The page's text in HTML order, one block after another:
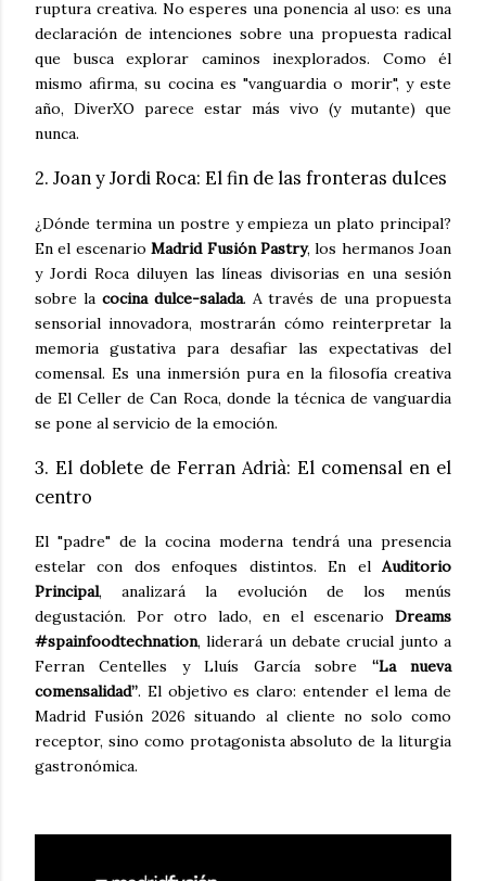
ruptura creativa. No esperes una ponencia al uso: es una
declaración de intenciones sobre una propuesta radical
que busca explorar caminos inexplorados. Como él
mismo afirma, su cocina es "vanguardia o morir", y este
año, DiverXO parece estar más vivo (y mutante) que
nunca.
2. Joan y Jordi Roca: El fin de las fronteras dulces
¿Dónde termina un postre y empieza un plato principal?
En el escenarioMadrid Fusión Pastry, los hermanos Joan
y Jordi Roca diluyen las líneas divisorias en una sesión
sobre la cocina dulce-salada. A través de una propuesta
sensorial innovadora, mostrarán cómo reinterpretar la
memoria gustativa para desafiar las expectativas del
comensal. Es una inmersión pura en la filosofía creativa
de El Celler de Can Roca, donde la técnica de vanguardia
se pone al servicio de la emoción.
3. El doblete de Ferran Adrià: El comensal en el
centro
El "padre" de la cocina moderna tendrá una presencia
estelar con dos enfoques distintos. En el Auditorio
Principal, analizará la evolución de los menús
degustación. Por otro lado, en el escenario Dreams
#spainfoodtechnation, liderará un debate crucial junto a
Ferran Centelles y Lluís García sobre “La nueva
comensalidad”. El objetivo es claro: entender el lema de
Madrid Fusión 2026 situando al cliente no solo como
receptor, sino como protagonista absoluto de la liturgia
gastronómica.